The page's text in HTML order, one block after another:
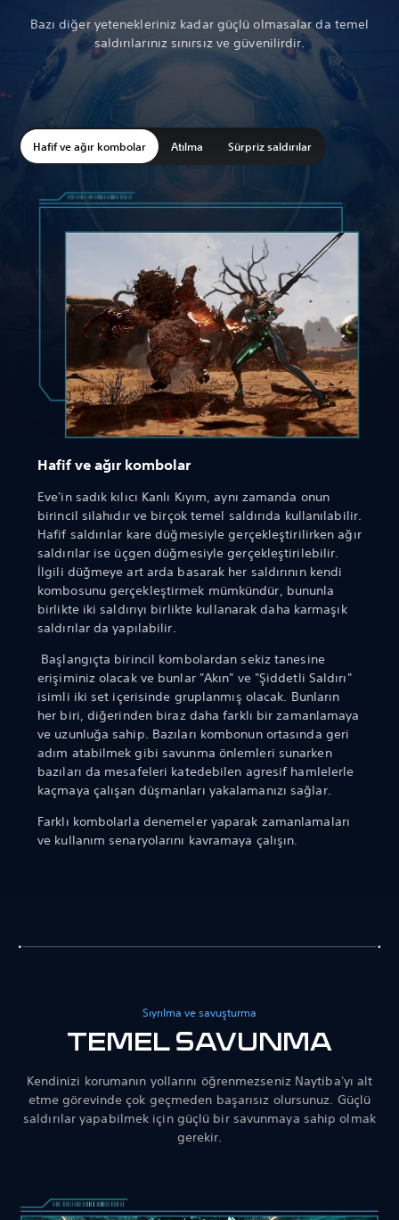
Bazı diğer yetenekleriniz kadar güçlü olmasalar da temel
saldırılarınız sınırsız ve güvenilirdir.
Hafif ve ağır kombolar Atılma Sürpriz saldırılar
Hafif ve ağır kombolar
Eve'in sadık kılıcı Kanlı Kıyım, aynı zamanda onun
birincil silahıdır ve birçok temel saldırıda kullanılabilir.
Hafif saldırılar kare düğmesiyle gerçekleştirilirken ağır
saldırılar ise üçgen düğmesiyle gerçekleştirilebilir.
İlgili düğmeye art arda basarak her saldırının kendi
kombosunu gerçekleştirmek mümkündür, bununla
birlikte iki saldırıyı birlikte kullanarak daha karmaşık
saldırılar da yapılabilir.
Başlangıçta birincil kombolardan sekiz tanesine
erişiminiz olacak ve bunlar "Akın" ve "Şiddetli Saldırı"
isimli iki set içerisinde gruplanmış olacak. Bunların
her biri, diğerinden biraz daha farklı bir zamanlamaya
ve uzunluğa sahip. Bazıları kombonun ortasında geri
adım atabilmek gibi savunma önlemleri sunarken
bazıları da mesafeleri katedebilen agresif hamlelerle
kaçmaya çalışan düşmanları yakalamanızı sağlar.
Farklı kombolarla denemeler yaparak zamanlamaları
ve kullanım senaryolarını kavramaya çalışın.
Sıyrılma ve savuşturma
TEMEL SAVUNMA
Kendinizi korumanın yollarını öğrenmezseniz Naytiba'yı alt
etme görevinde çok geçmeden başarısız olursunuz. Güçlü
saldırılar yapabilmek için güçlü bir savunmaya sahip olmak
gerekir.